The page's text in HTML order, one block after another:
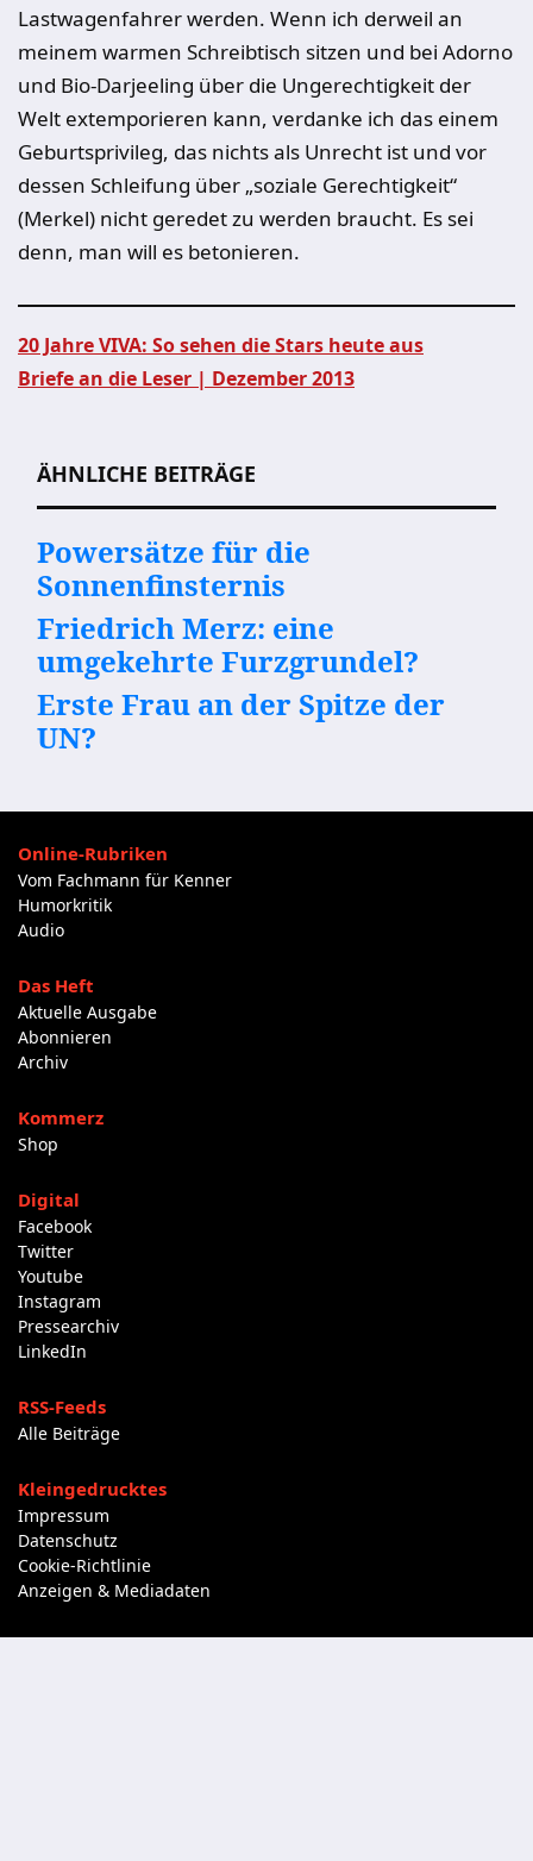
Lastwagenfahrer werden. Wenn ich derweil an
meinem warmen Schreibtisch sitzen und bei Adorno
und Bio-Darjeeling über die Ungerechtigkeit der
Welt extemporieren kann, verdanke ich das einem
Geburtsprivileg, das nichts als Unrecht ist und vor
dessen Schleifung über „soziale Gerechtigkeit“
(Merkel) nicht geredet zu werden braucht. Es sei
denn, man will es betonieren.
20 Jahre VIVA: So sehen die Stars heute aus
Briefe an die Leser | Dezember 2013
ÄHNLICHE BEITRÄGE
Powersätze für die
Sonnenfinsternis
Friedrich Merz: eine
umgekehrte Furzgrundel?
Erste Frau an der Spitze der
UN?
Online-Rubriken
Vom Fachmann für Kenner
Humorkritik
Audio
Das Heft
Aktuelle Ausgabe
Abonnieren
Archiv
Kommerz
Shop
Digital
Facebook
Twitter
Youtube
Instagram
Pressearchiv
LinkedIn
RSS-Feeds
Alle Beiträge
Kleingedrucktes
Impressum
Datenschutz
Cookie-Richtlinie
Anzeigen & Mediadaten